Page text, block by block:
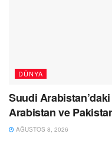
DÜNYA
Suudi
Arabistan ve Pakistan
AĞUSTOS 8, 2026